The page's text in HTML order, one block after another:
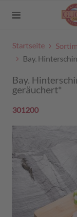
Startseite
Bay.
Bay.
geräuchert*
301200